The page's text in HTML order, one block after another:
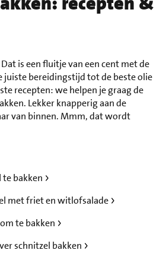
is een fluitje van een cent met de
juiste bereidingstijd tot de beste olie
recepten: we helpen je graag de
Lekker knapperig aan de
van binnen. Mmm, dat wordt
te bakken
met friet en witlofsalade
te bakken
schnitzel bakken